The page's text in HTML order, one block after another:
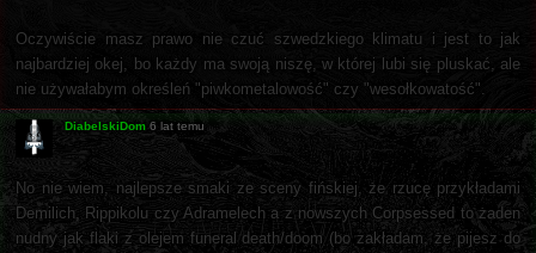
Oczywiście masz prawo nie czuć szwedzkiego klimatu i jest to jak
najbardziej okej, bo każdy ma swoją niszę, w której lubi się pluskać, ale
nie używałabym określeń "piwkometalowość" czy "wesołkowatość".
DiabelskiDom 6 lat temu
No nie wiem, najlepsze smaki ze sceny fińskiej, że rzucę przykładami
Demilich, Rippikolu czy Adramelech a z nowszych Corpsessed to żaden
nudny jak flaki z olejem funeral death/doom (bo zakładam, że pijesz do